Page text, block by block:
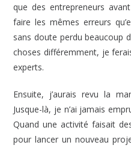
que des entrepreneurs
faire les mêmes erreurs
sans doute perdu beaucoup
choses différemment, je
experts.
Ensuite, j’aurais revu la
Jusque-là, je n’ai jamais
Quand une activité faisait
pour lancer un nouveau